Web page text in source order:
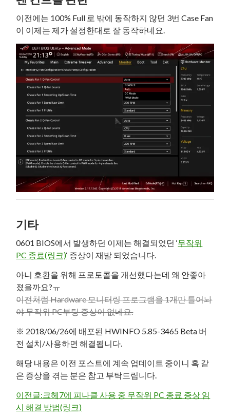
이전에는 100% Full 로 밖에 동작하지 않던 3번 Case Fan
이 이제는 제가 설정한대로 잘 동작하네요.
기타
0601 BIOS에서 발생하던 이제는 해결되었던 ‘무작위
PC 종료(링크)‘ 증상이 재발 되었습니다.
아니 호환을 위해 프로토콜을 개선했다는데 왜 안좋아
졌을까요?ㅠ
이전처럼 Hardware 모니터링 프로그램을 1개만 틀어놔
야 무작위 PC부팅 증상이 없네요.
※ 2018/06/26에 배포된 HWINFO 5.85-3465 Beta 버
전 설치/사용하면 해결됩니다.
해당 내용은 이전 포스트에 계속 업데이트 중이니 혹 같
은 증상을 겪는 분은 참고 부탁드립니다.
이전글:크헤7에 피나클 사용 중 무작위 PC 종료 증상 임
시 해결 방법(링크)